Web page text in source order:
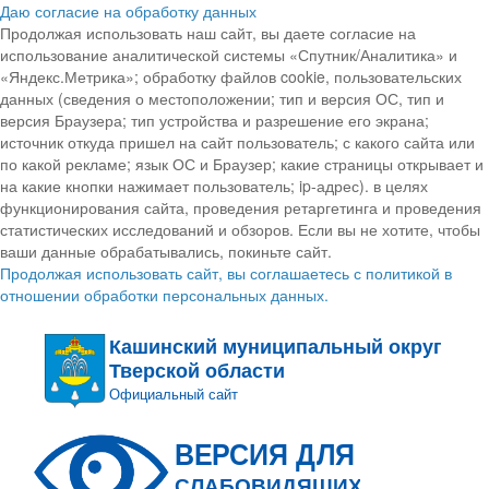
Даю согласие на обработку данных
Продолжая использовать наш сайт, вы даете согласие на
использование аналитической системы «Спутник/Аналитика» и
«Яндекс.Метрика»; обработку файлов cookie, пользовательских
данных (сведения о местоположении; тип и версия ОС, тип и
версия Браузера; тип устройства и разрешение его экрана;
источник откуда пришел на сайт пользователь; с какого сайта или
по какой рекламе; язык ОС и Браузер; какие страницы открывает и
на какие кнопки нажимает пользователь; ip-адрес). в целях
функционирования сайта, проведения ретаргетинга и проведения
статистических исследований и обзоров. Если вы не хотите, чтобы
ваши данные обрабатывались, покиньте сайт.
Продолжая использовать сайт, вы соглашаетесь с политикой в
отношении обработки персональных данных.